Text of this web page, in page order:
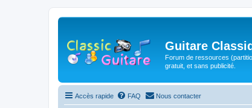
Guitare
Forum de ressources
gratuit, et sans publicité.
Accès rapide FAQ Nous contacter